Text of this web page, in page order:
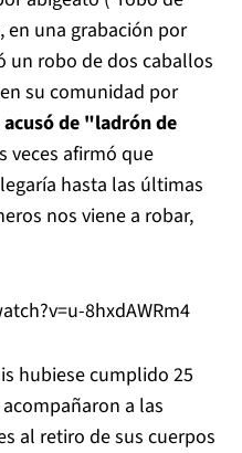
en una grabación por
un robo de dos caballos
su comunidad por
de "ladrón de
veces afirmó que
hasta las últimas
nos viene a robar,
8hxdAWRm4
hubiese cumplido 25
a las
al retiro de sus cuerpos